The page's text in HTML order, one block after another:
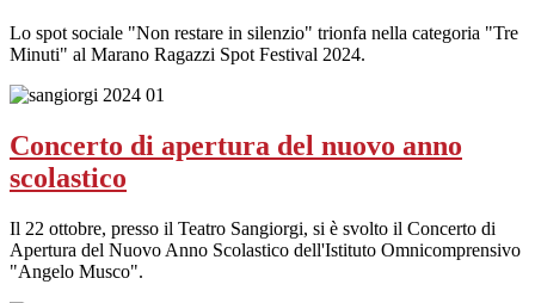
Lo spot sociale "Non restare in silenzio" trionfa nella categoria "Tre
Minuti" al Marano Ragazzi Spot Festival 2024.
Concerto di apertura del nuovo anno
scolastico
Il 22 ottobre, presso il Teatro Sangiorgi, si è svolto il Concerto di
Apertura del Nuovo Anno Scolastico dell'Istituto Omnicomprensivo
"Angelo Musco".